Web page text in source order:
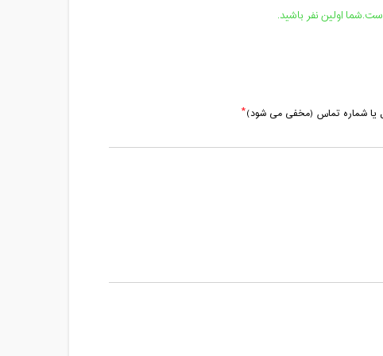
اولین نفر باشید.
یا شماره تماس (مخفی می شود)